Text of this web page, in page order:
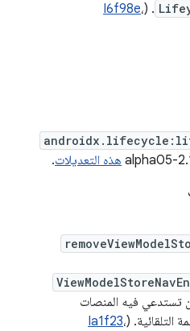
. (
I6f98e،
هذه التعديلات.
تستدعي فيه المنصات
التلقائية. ( Ia1f23،